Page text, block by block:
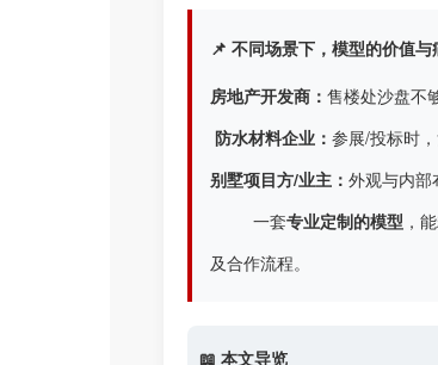
📌 不同场景下，模型的价值与
房地产开发商： 售楼处沙盘不
防水材料企业： 参展/投标时
别墅项目方/业主： 外观与内部
一套专业定制的模型 ，
及合作流程。
📖 本文导览